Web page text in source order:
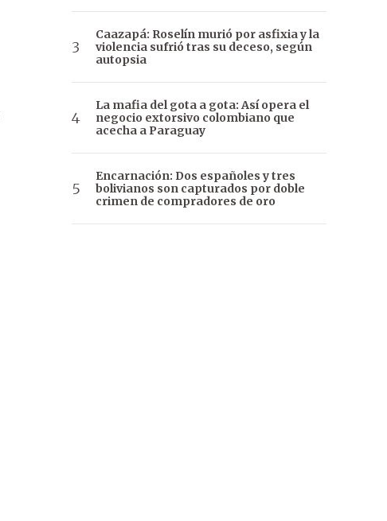
Caazapá: Roselín murió por asfixia y la
violencia sufrió tras su deceso, según
autopsia
La mafia del gota a gota: Así opera el
negocio extorsivo colombiano que
acecha a Paraguay
Encarnación: Dos españoles y tres
bolivianos son capturados por doble
crimen de compradores de oro